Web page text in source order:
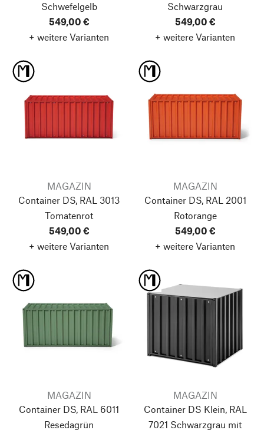
Schwefelgelb
549,00 €
+ weitere Varianten
Schwarzgrau
549,00 €
+ weitere Varianten
MAGAZIN
Container DS, RAL 3013
Tomatenrot
549,00 €
+ weitere Varianten
MAGAZIN
Container DS, RAL 2001
Rotorange
549,00 €
+ weitere Varianten
MAGAZIN
Container DS, RAL 6011
Resedagrün
MAGAZIN
Container DS Klein, RAL
7021 Schwarzgrau mit